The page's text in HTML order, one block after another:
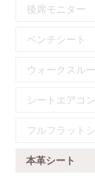
後席モニター
ベンチシート
ウォークスルー
シートエアコン
フルフラット
本革シート